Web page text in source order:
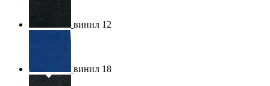
винил 12
винил 18